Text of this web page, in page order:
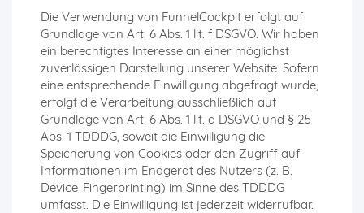
Die Verwendung von FunnelCockpit erfolgt auf
Grundlage von Art. 6 Abs. 1 lit. f DSGVO. Wir haben
ein berechtigtes Interesse an einer möglichst
zuverlässigen Darstellung unserer Website. Sofern
eine entsprechende Einwilligung abgefragt wurde,
erfolgt die Verarbeitung ausschließlich auf
Grundlage von Art. 6 Abs. 1 lit. a DSGVO und § 25
Abs. 1 TDDDG, soweit die Einwilligung die
Speicherung von Cookies oder den Zugriff auf
Informationen im Endgerät des Nutzers (z. B.
Device-Fingerprinting) im Sinne des TDDDG
umfasst. Die Einwilligung ist jederzeit widerrufbar.